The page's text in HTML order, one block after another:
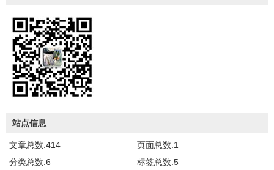
站点信息
文章总数:414
页面总数:1
分类总数:6
标签总数:5